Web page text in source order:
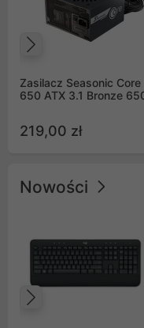
Zasilacz Seasonic Core
650 ATX 3.1 Bronze
219,00 zł
Nowości